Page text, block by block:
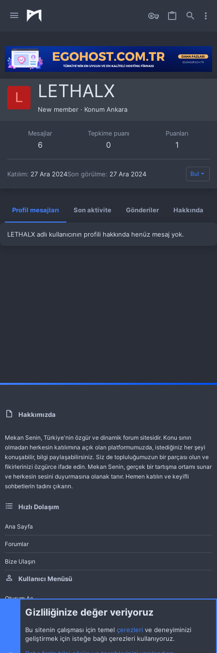
L LETHALX
New member · Konum Ankara
Mesajlar
6
Tepkime puanı
0
Puanları
1
Katılım 27 Ara 2024Son görülme 27 Ara 2024 Bul
Profil mesajları Son aktivite Gönderiler Hakkında
LETHALX adlı kullanıcının profili hakkında henüz mesaj yok.
Hakkımızda
Mekan Senin, Türkiye'nin özgür ve dinamik forum sitesidir. Konu sınırı
olmadan herkesin katılımına açık olan platformumuzda, istediğiniz her şeyi
konuşabilir, bilgi paylaşabilirsiniz. Siz de topluluğumuzun bir parçası olun ve
fikirlerinizi özgürce ifade edin. Mekan Senin, gerçek bir tartışma ortamı sunar
ve herkesin sesini duyurmasına olanak tanır. Hemen katılın ve keyifli
sohbetlerin tadını çıkarın.
Hızlı Dolaşım
Ana Sayfa
Forumlar
Bize Ulaşın
Kullanıcı Menüsü
Oturum Aç
Community platform by XenForo ® © 2010-2022 XenForo Ltd. |
ThemeHouse
Gizliliğinize değer veriyoruz
Bu sitenin çalışması için temel çerezleri ve deneyiminizi
geliştirmek için isteğe bağlı çerezleri kullanıyoruz.